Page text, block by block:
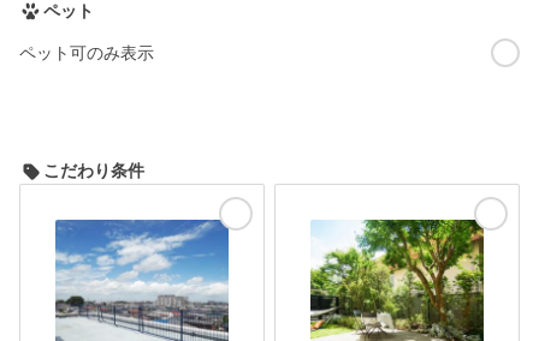
ペット
ペット可のみ表示
こだわり条件